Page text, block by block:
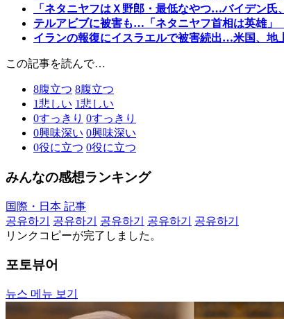
「ネタニヤフはＸ野郎・最低なやつ…バイデン氏
テルアビブに被害も…「ネタニヤフ首相は英雄
イランの報復にイスラエルで被害続出…米国、地
この記事を読んで…
8腹立つ 8腹立つ
1悲しい 1悲しい
0すっきり 0すっきり
0興味深い 0興味深い
0役に立つ 0役に立つ
みんなの感想ランキング
国際・日本 記事
공유하기
공유하기 공유하기 공유하기
공유하기
リンクコピーが完了しました。
포토뷰어
뉴스 메뉴 보기